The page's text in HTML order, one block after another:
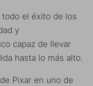
el éxito de los
y
capaz de llevar
hasta lo más alto.
Pixar en uno de